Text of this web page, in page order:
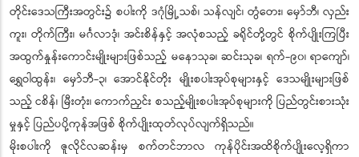
တိုင်းဒေသကြီးအတွင်း၌ စပါးကို ဒဂုံမြို့သစ်၊ သန်လျင်၊ တွံတေး၊ မှော်ဘီ၊ လှည်း
ကူး၊ တိုက်ကြီး၊ မင်္ဂလာဒုံ၊ အင်းစိန်နှင့် အလုံစသည့် ခရိုင်တို့တွင် စိုက်ပျိုးကြပြီး
အထွက်နှုန်းကောင်းမျိုးများဖြစ်သည့် မနောသုခ၊ ဆင်းသုခ၊ ရက်-၉၀၊ ရာကျော်၊
ရွှေဝါထွန်း၊ မှော်ဘီ-၃၊ အောင်နိုင်တိုး မျိုးစပါးအုပ်စုများနှင့် ဒေသမျိုးများဖြစ်
သည့် ငစိန်၊ မြီးတုံး၊ ကောက်ညှင်း စသည့်မျိုးစပါးအုပ်စုများကို ပြည်တွင်းစားသုံး
မှုနှင့် ပြည်ပပို့ကုန်အဖြစ် စိုက်ပျိုးထုတ်လုပ်လျက်ရှိသည်။
မိုးစပါးကို ဇူလိုင်လဆန်းမှ စက်တင်ဘာလ ကုန်ပိုင်းအထိစိုက်ပျိုးလေ့ရှိကာ